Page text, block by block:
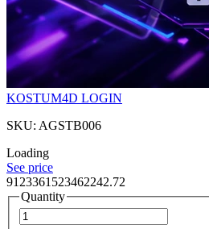
KOSTUM4D LOGIN
SKU: AGSTB006
Loading
See price
9123361523462242.72
Quantity